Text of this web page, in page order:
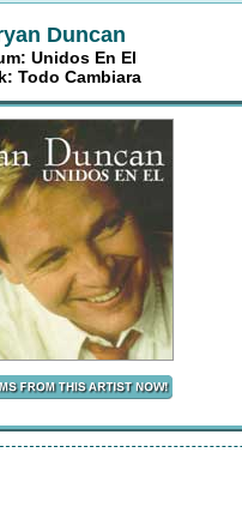
Duncan
Unidos En El
Todo Cambiara